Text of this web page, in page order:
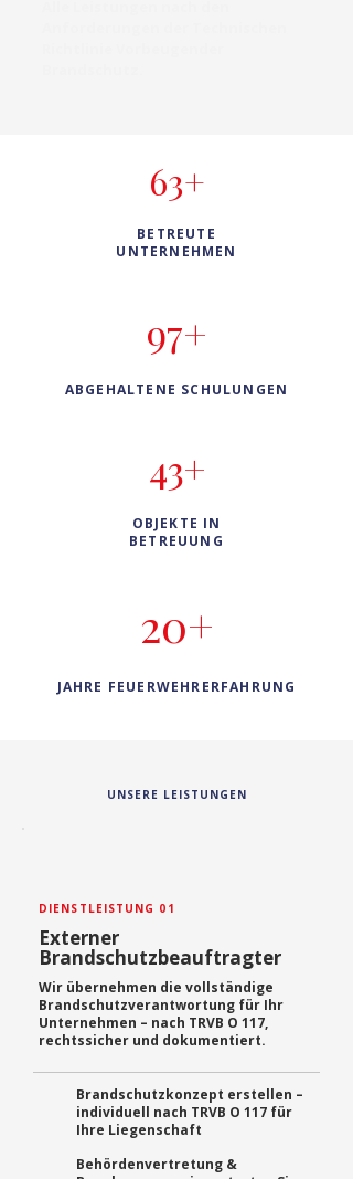
63+
BETREUTE
UNTERNEHMEN
97+
ABGEHALTENE SCHULUNGEN
43+
OBJEKTE IN
BETREUUNG
20+
JAHRE FEUERWEHRERFAHRUNG
UNSERE LEISTUNGEN
DIENSTLEISTUNG 01
Externer
Brandschutzbeauftragter
Wir übernehmen die vollständige
Brandschutzverantwortung für Ihr
Unternehmen – nach TRVB O 117,
rechtssicher und dokumentiert.
Brandschutzkonzept erstellen –
individuell nach TRVB O 117 für
Ihre Liegenschaft
Behördenvertretung &